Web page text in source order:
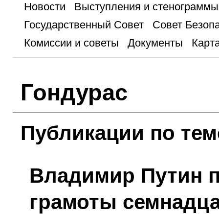
Новости
Выступления и стенограммы
Государственный Совет
Совет
Комиссии и советы
Документы
Гондурас
Публикации по
Владимир Путин
грамоты